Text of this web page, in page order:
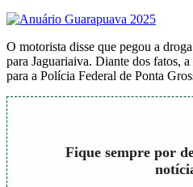
O motorista disse que pegou a
para Jaguariaiva. Diante dos fatos,
para a Polícia Federal de Ponta
Fique sempre por